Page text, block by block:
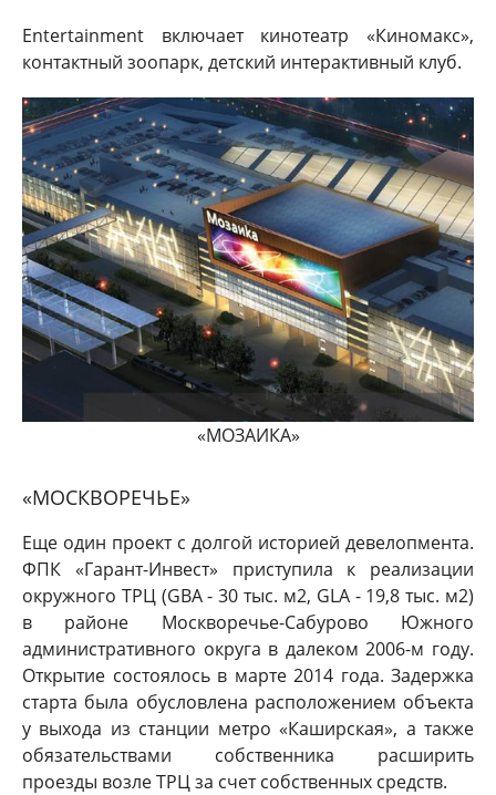
Entertainment включает кинотеатр «Киномакс»,
контактный зоопарк, детский интерактивный клуб.
«МОЗАИКА»
«МОСКВОРЕЧЬЕ»
Еще один проект с долгой историей девелопмента.
ФПК «Гарант-Инвест» приступила к реализации
окружного ТРЦ (GBA - 30 тыс. м2, GLA - 19,8 тыс. м2)
в районе Москворечье-Сабурово Южного
административного округа в далеком 2006-м году.
Открытие состоялось в марте 2014 года. Задержка
старта была обусловлена расположением объекта
у выхода из станции метро «Каширская», а также
обязательствами собственника расширить
проезды возле ТРЦ за счет собственных средств.